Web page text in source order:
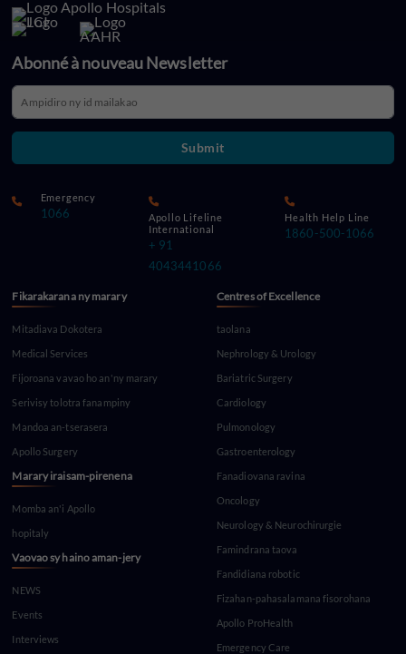
Abonné à nouveau Newsletter
Submit
Emergency
1066
Apollo Lifeline
International
+ 91
4043441066
Health Help Line
1860-500-1066
Fikarakarana ny marary
Mitadiava Dokotera
Medical Services
Fijoroana vavao ho an'ny marary
Serivisy tolotra fanampiny
Mandoa an-tserasera
Apollo Surgery
Marary iraisam-pirenena
Momba an'i Apollo
hopitaly
Vaovao sy haino aman-jery
NEWS
Events
Interviews
Centres of Excellence
taolana
Nephrology & Urology
Bariatric Surgery
Cardiology
Pulmonology
Gastroenterology
Fanadiovana ravina
Oncology
Neurology & Neurochirurgie
Famindrana taova
Fandidiana robotic
Fizahan-pahasalamana fisorohana
Apollo ProHealth
Emergency Care